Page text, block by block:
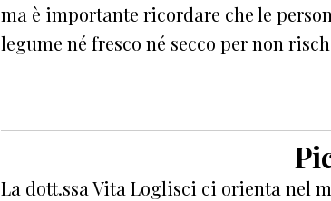
ma è importante ricordare che le
legume né fresco né secco per non
La dott.ssa Vita Loglisci ci orienta nel